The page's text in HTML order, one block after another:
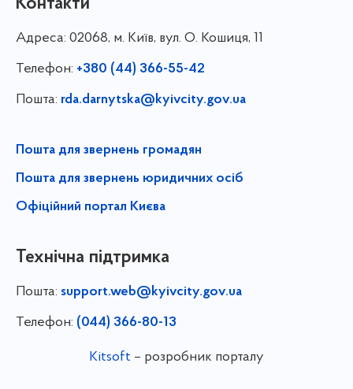
Адреса: 02068, м. Київ, вул. О. Кошиця, 11
Телефон: +380 (44) 366-55-42
Пошта: rda.darnytska@kyivcity.gov.ua
Пошта для звернень громадян
Пошта для звернень юридичних осіб
Офіційний портал Києва
Технічна підтримка
Пошта: support.web@kyivcity.gov.ua
Телефон: (044) 366-80-13
Kitsoft – розробник порталу